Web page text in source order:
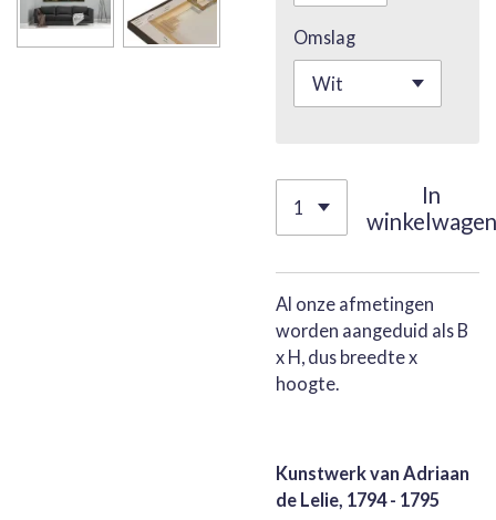
Omslag
In
winkelwagen
Al onze afmetingen
worden aangeduid als B
x H, dus breedte x
hoogte.
Kunstwerk van Adriaan
de Lelie, 1794 - 1795